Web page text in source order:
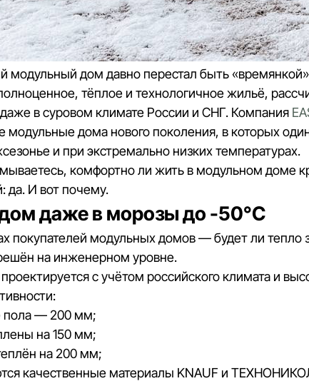
модульный дом давно перестал быть
тёплое и технологичное жильё,
в суровом климате России и СНГ. Компания
модульные дома нового поколения, в которых
и при экстремально низких температурах.
комфортно ли жить в модульном доме
да. И вот почему.
даже в морозы до -50°C
покупателей модульных домов — будет ли тепло
на инженерном уровне.
с учётом российского климата и
пола — 200 мм;
на 150 мм;
на 200 мм;
качественные материалы KNAUF и